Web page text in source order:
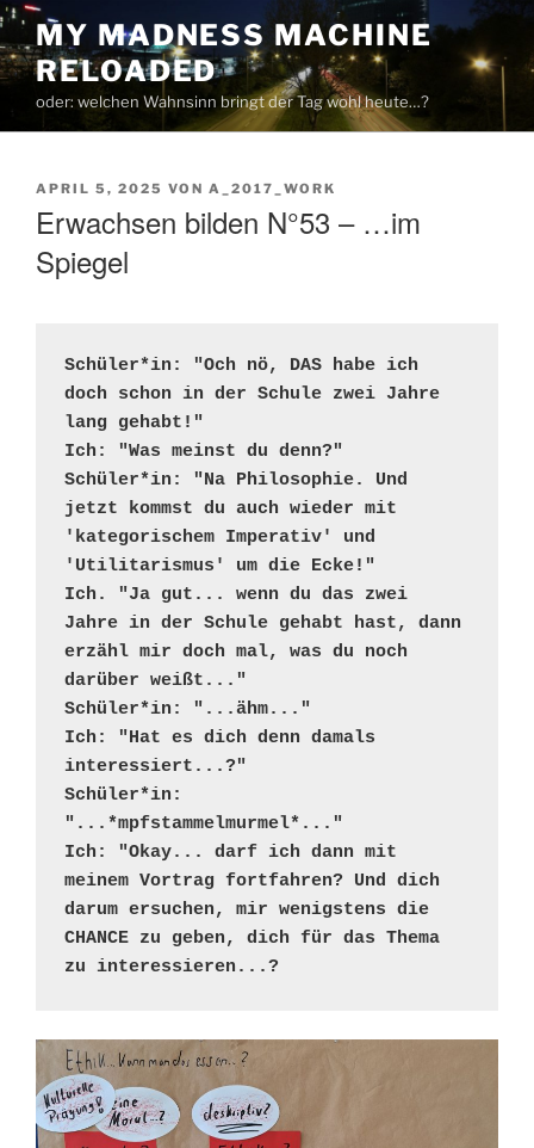
Zum
Inhalt
springen
MY MADNESS MACHINE
RELOADED
oder: welchen Wahnsinn bringt der Tag wohl heute…?
VERÖFFENTLICHT
APRIL 5, 2025 VON A_2017_WORK
Erwachsen bilden N°53 – …im
Spiegel
Schüler*in: "Och nö, DAS habe ich
doch schon in der Schule zwei Jahre
lang gehabt!"
Ich: "Was meinst du denn?"
Schüler*in: "Na Philosophie. Und
jetzt kommst du auch wieder mit
'kategorischem Imperativ' und
'Utilitarismus' um die Ecke!"
Ich. "Ja gut... wenn du das zwei
Jahre in der Schule gehabt hast, dann
erzähl mir doch mal, was du noch
darüber weißt..."
Schüler*in: "...ähm..."
Ich: "Hat es dich denn damals
interessiert...?"
Schüler*in:
"...*mpfstammelmurmel*..."
Ich: "Okay... darf ich dann mit
meinem Vortrag fortfahren? Und dich
darum ersuchen, mir wenigstens die
CHANCE zu geben, dich für das Thema
zu interessieren...?